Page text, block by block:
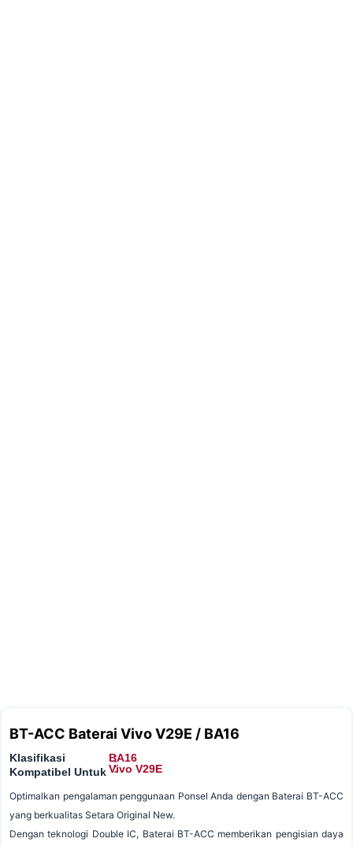
BT-ACC Baterai Vivo V29E / BA16
Klasifikasi
Kompatibel Untuk
:
:
BA16
Vivo V29E
Optimalkan pengalaman penggunaan Ponsel Anda dengan Baterai BT-ACC
yang berkualitas Setara Original New.
Dengan teknologi Double IC, Baterai BT-ACC memberikan pengisian daya